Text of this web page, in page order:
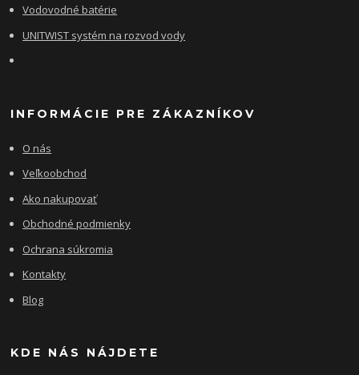
Vodovodné batérie
UNITWIST systém na rozvod vody
INFORMÁCIE PRE ZÁKAZNÍKOV
O nás
Veľkoobchod
Ako nakupovať
Obchodné podmienky
Ochrana súkromia
Kontakty
Blog
KDE NÁS NÁJDETE